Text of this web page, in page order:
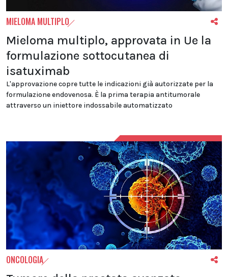
MIELOMA MULTIPLO
Mieloma multiplo, approvata in Ue la
formulazione sottocutanea di
isatuximab
L'approvazione copre tutte le indicazioni già autorizzate per la
formulazione endovenosa. È la prima terapia antitumorale
attraverso un iniettore indossabile automatizzato
ONCOLOGIA